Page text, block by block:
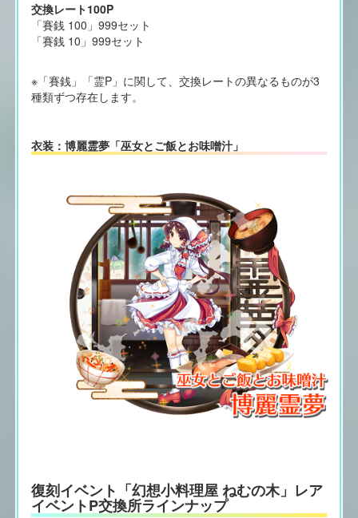
交換レート100P
「賽銭 100」999セット
「賽銭 10」999セット
※「賽銭」「霊P」に関して、交換レートの異なるものが3
種類ずつ存在します。
衣装：博麗霊夢「巫女とご飯とお味噌汁」
復刻イベント「幻想小料理屋 ねむの木」レア
イベントP交換所ラインナップ